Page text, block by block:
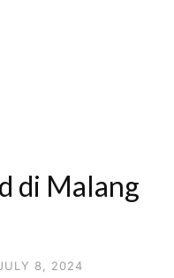
di Malang
8, 2024